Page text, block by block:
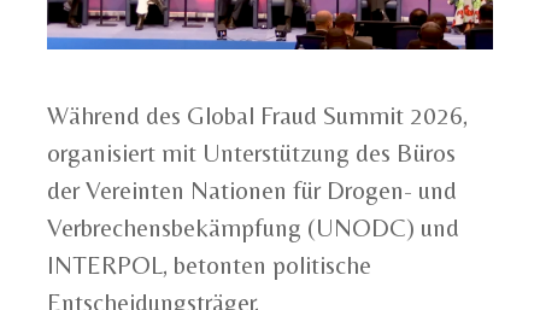
Während des Global Fraud Summit 2026,
organisiert mit Unterstützung des Büros
der Vereinten Nationen für Drogen- und
Verbrechensbekämpfung (UNODC) und
INTERPOL, betonten politische
Entscheidungsträger,